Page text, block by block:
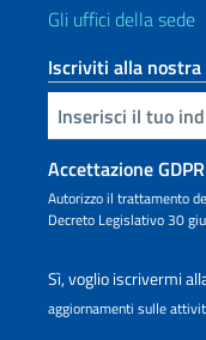
Gli uffici della sede
Iscriviti alla
Inserisci la tua email
Accettazione GDPR
Autorizzo il trattamento
Decreto Legislativo 30
Sì, voglio iscrivermi
aggiornamenti sulle